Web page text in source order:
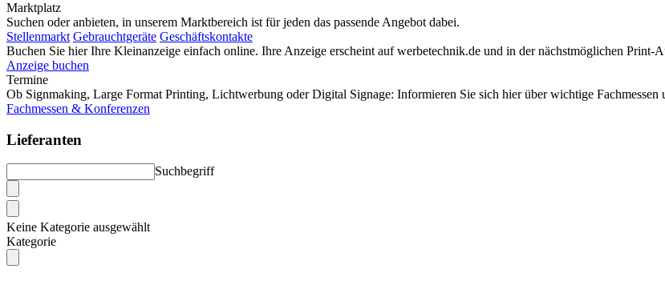
Marktplatz
Suchen oder anbieten, in unserem Marktbereich ist für jeden das passende Angebot dabei.
Stellenmarkt Gebrauchtgeräte Geschäftskontakte
Buchen Sie hier Ihre Kleinanzeige einfach online. Ihre Anzeige erscheint auf werbetechnik.de und in der nächstmöglichen
Anzeige buchen
Termine
Ob Signmaking, Large Format Printing, Lichtwerbung oder Digital Signage: Informieren Sie sich hier über wichtige
Fachmessen & Konferenzen
Lieferanten
Suchbegriff
Keine Kategorie ausgewählt
Kategorie